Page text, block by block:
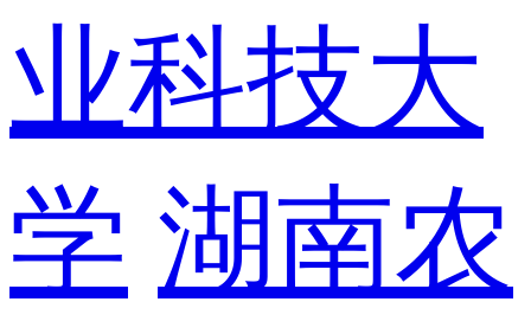
业科技大
学 湖南农